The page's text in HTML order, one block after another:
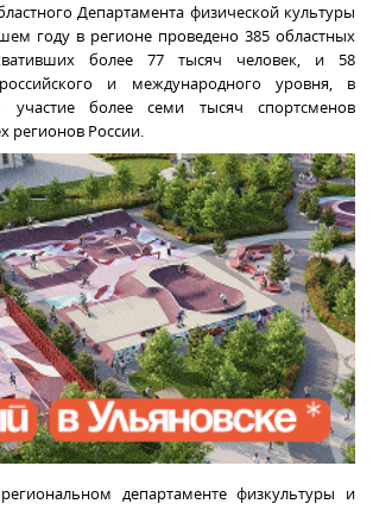
Департамента физической культуры
году в регионе проведено 385 областных
более 77 тысяч человек, и 58
и международного уровня, в
участие более семи тысяч спортсменов
регионов России.
департаменте физкультуры и